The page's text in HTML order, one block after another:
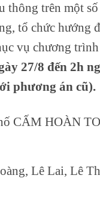
thông trên một
tổ chức hướng
vụ chương
27/8 đến 2h
phương án cũ).
CẤM HOÀN
Lê Lai, Lê